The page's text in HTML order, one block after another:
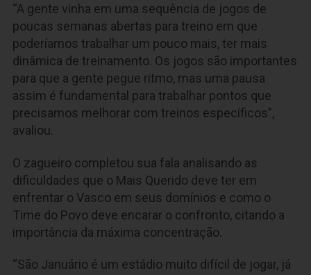
“A gente vinha em uma sequência de jogos de
poucas semanas abertas para treino em que
poderíamos trabalhar um pouco mais, ter mais
dinâmica de treinamento. Os jogos são importantes
para que a gente pegue ritmo, mas uma pausa
assim é fundamental para trabalhar pontos que
precisamos melhorar com treinos específicos”,
avaliou.
O zagueiro completou sua fala analisando as
dificuldades que o Mais Querido deve ter em
enfrentar o Vasco em seus domínios e como o
Time do Povo deve encarar o confronto, citando a
importância da máxima concentração.
“São Januário é um estádio muito difícil de jogar, já